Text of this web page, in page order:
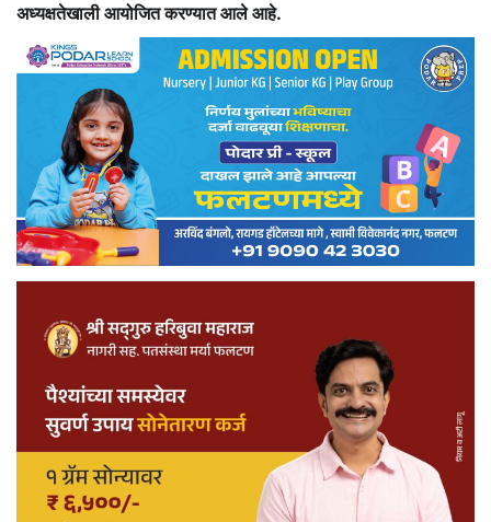
अध्यक्षतेखाली आयोजित करण्यात आले आहे.